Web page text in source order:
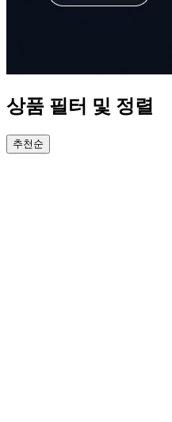
상품 필터 및 정렬
추천순